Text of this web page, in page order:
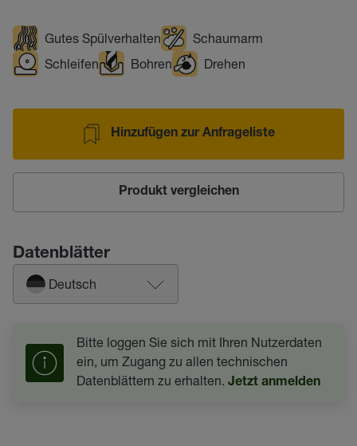
Gutes Spülverhalten
Schaumarm
Schleifen
Bohren Drehen
Hinzufügen zur Anfrageliste
Produkt vergleichen
Datenblätter
Deutsch
Bitte loggen Sie sich mit Ihren Nutzerdaten
ein, um Zugang zu allen technischen
Datenblättern zu erhalten. Jetzt anmelden